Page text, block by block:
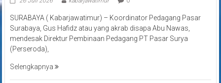
SURABAYA ( Kabarjawatimur) – Koordinator Pedagang Pasar
Surabaya, Gus Hafidz atau yang akrab disapa Abu Nawas,
mendesak Direktur Pembinaan Pedagang PT Pasar Surya
(Perseroda),
Selengkapnya